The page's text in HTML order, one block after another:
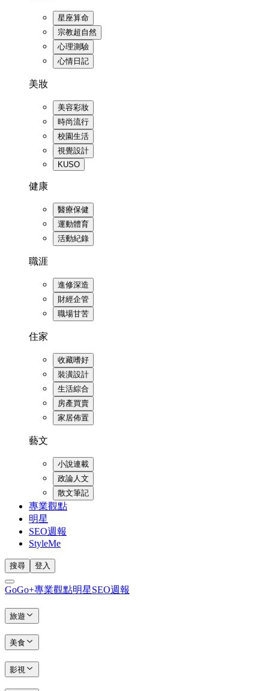
星座算命
宗教超自然
心理測驗
心情日記
美妝
美容彩妝
時尚流行
校園生活
視覺設計
KUSO
健康
醫療保健
運動體育
活動紀錄
職涯
進修深造
財經企管
職場甘苦
住家
收藏嗜好
裝潢設計
生活綜合
房產買賣
家居佈置
藝文
小說連載
政論人文
散文筆記
專業觀點
明星
SEO週報
StyleMe
搜尋 登入
GoGo+專業觀點明星SEO週報
旅遊
美食
影視